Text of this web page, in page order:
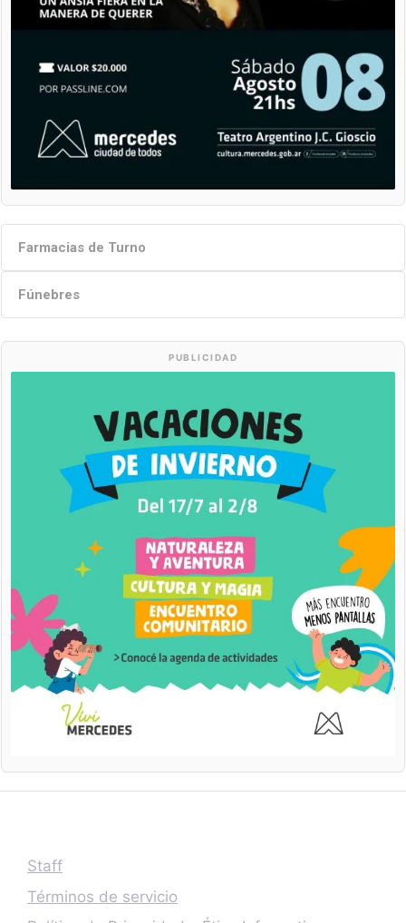
Farmacias de Turno
Fúnebres
PUBLICIDAD
Staff
Términos de servicio